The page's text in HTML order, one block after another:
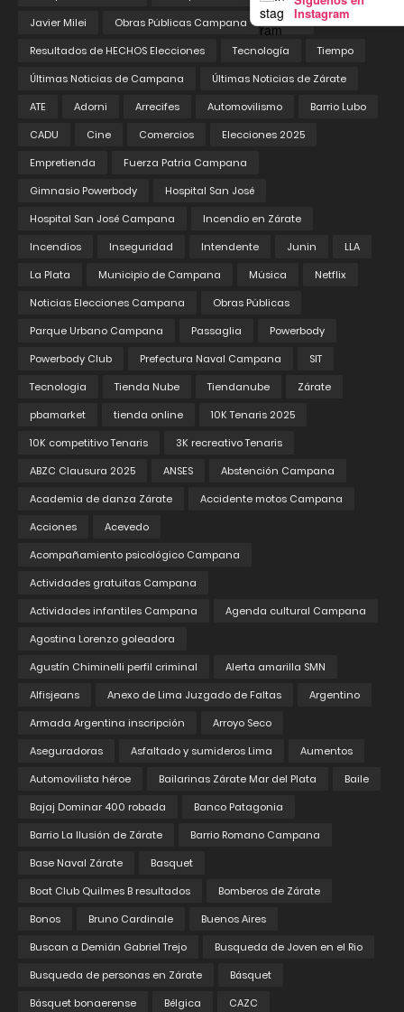
Instagram
Javier Milei
Obras Públicas Campana
Pedix
Resultados de HECHOS Elecciones
Tecnología
Tiempo
Últimas Noticias de Campana
Últimas Noticias de Zárate
ATE
Adorni Arrecifes Automovilismo
Barrio Lubo
CADU
Cine Comercios
Elecciones 2025
Empretienda
Fuerza Patria Campana
Gimnasio Powerbody
Hospital San José
Hospital San José Campana
Incendio en Zárate
Incendios
Inseguridad Intendente Junin
LLA
La Plata
Municipio de Campana Música
Netflix
Noticias Elecciones Campana
Obras Públicas
Parque Urbano Campana
Passaglia
Powerbody
Powerbody Club
Prefectura Naval Campana
SIT
Tecnologia
Tienda Nube Tiendanube
Zárate
pbamarket
tienda online
10K Tenaris 2025
10K competitivo Tenaris
3K recreativo Tenaris
ABZC Clausura 2025
ANSES
Abstención Campana
Academia de danza Zárate
Accidente motos Campana
Acciones
Acevedo
Acompañamiento psicológico Campana
Actividades gratuitas Campana
Actividades infantiles Campana
Agenda cultural Campana
Agostina Lorenzo goleadora
Agustín Chiminelli perfil criminal
Alerta amarilla SMN
Alfisjeans
Anexo de Lima Juzgado de Faltas
Argentino
Armada Argentina inscripción
Arroyo Seco
Aseguradoras
Asfaltado y sumideros Lima
Aumentos
Automovilista héroe
Bailarinas Zárate Mar del Plata
Baile
Bajaj Dominar 400 robada
Banco Patagonia
Barrio La Ilusión de Zárate
Barrio Romano Campana
Base Naval Zárate
Basquet
Boat Club Quilmes B resultados
Bomberos de Zárate
Bonos
Bruno Cardinale
Buenos Aires
Buscan a Demián Gabriel Trejo
Busqueda de Joven en el Rio
Busqueda de personas en Zárate
Básquet
Básquet bonaerense
Bélgica
CAZC